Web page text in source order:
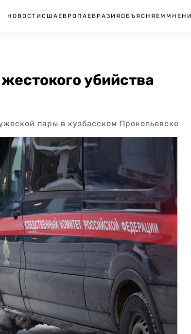
НОВОСТИ США ЕВРОПА ЕВРАЗИЯ ОБЪЯСНЯЕМ
убийства
пары в кузбасском Прокопьевске